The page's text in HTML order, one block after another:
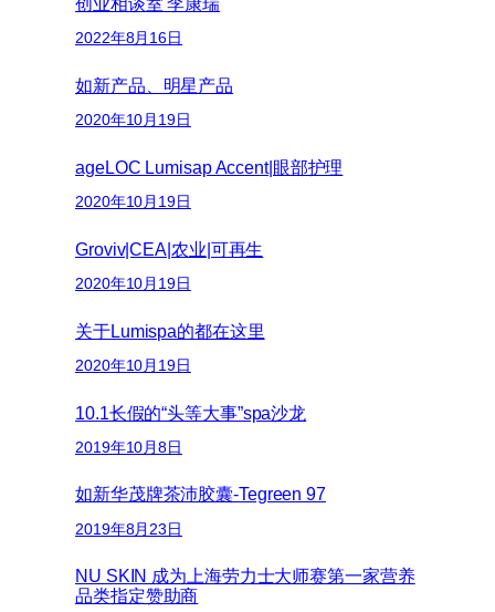
2022年8月16日
如新产品、明星产品
2020年10月19日
ageLOC Lumisap Accent|眼部护理
2020年10月19日
Groviv|CEA|农业|可再生
2020年10月19日
关于Lumispa的都在这里
2020年10月19日
10.1长假的“头等大事”spa沙龙
2019年10月8日
如新华茂牌茶沛胶囊-Tegreen 97
2019年8月23日
NU SKIN 成为上海劳力士大师赛第一家营养
品类指定赞助商